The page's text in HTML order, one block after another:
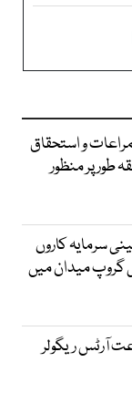
و استحقاق
سرمایہ کاروں
آرٹس ریگولر